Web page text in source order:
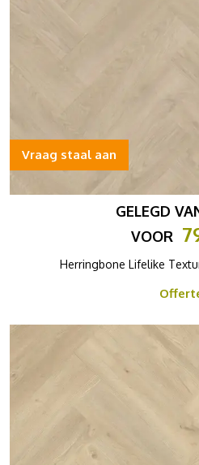
GELEGD
VOOR
Herringbone Lifelike
Vraag staal aan